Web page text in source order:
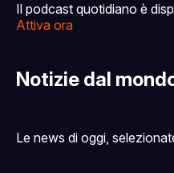
Il podcast quotidiano è
Attiva ora
Notizie dal
Le news di oggi,